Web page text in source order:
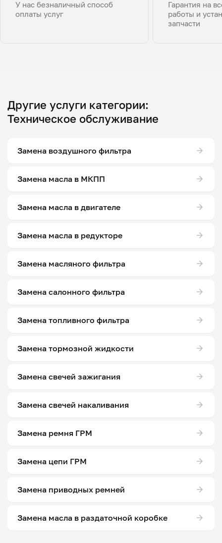
У нас безналичный способ
оплаты услуг
Гарантия на
работы и
запчасти
Другие услуги категории:
Техническое обслуживание
Замена воздушного фильтра
Замена масла в МКПП
Замена масла в двигателе
Замена масла в редукторе
Замена масляного фильтра
Замена салонного фильтра
Замена топливного фильтра
Замена тормозной жидкости
Замена свечей зажигания
Замена свечей накаливания
Замена ремня ГРМ
Замена цепи ГРМ
Замена приводных ремней
Замена масла в раздаточной коробке